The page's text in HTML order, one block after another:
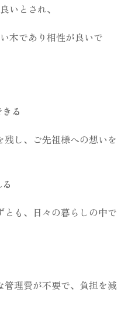
いとされ、
木であり相性が良いで
る
残し、ご先祖様への想いを
とも、日々の暮らしの中で
管理費が不要で、負担を減